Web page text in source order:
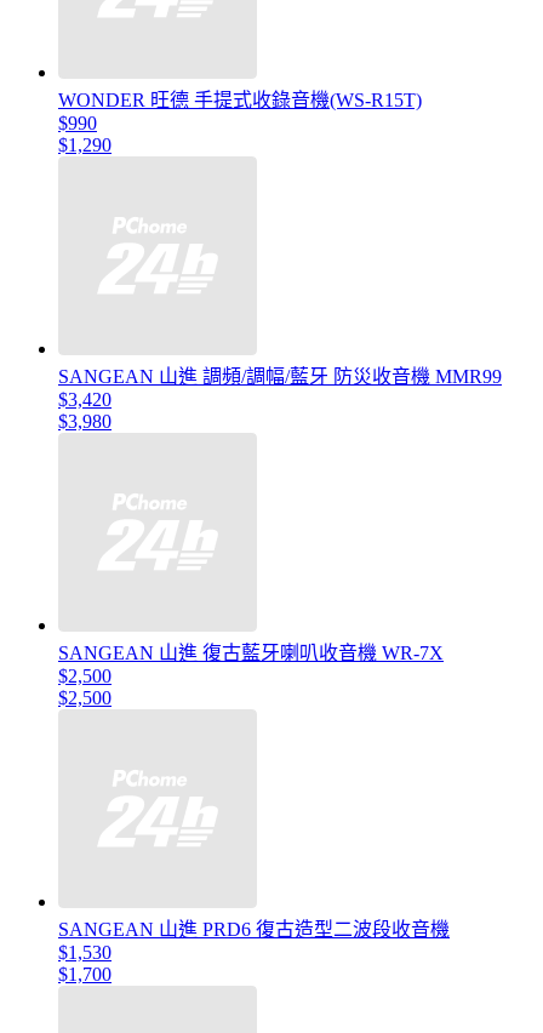
WONDER 旺德 手提式收錄音機(WS-R15T)
$990
$1,290
SANGEAN 山進 調頻/調幅/藍牙 防災收音機 MMR99
$3,420
$3,980
SANGEAN 山進 復古藍牙喇叭收音機 WR-7X
$2,500
$2,500
SANGEAN 山進 PRD6 復古造型二波段收音機
$1,530
$1,700